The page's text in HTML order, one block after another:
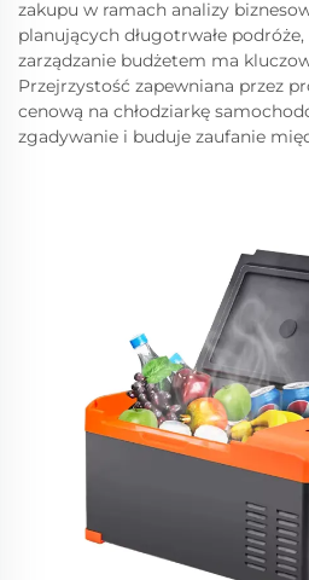
zakupu w ramach analizy
planujących długotrwałe
zarządzanie budżetem ma
Przejrzystość zapewniana przez
cenową na chłodziarkę
zgadywanie i buduje zaufanie